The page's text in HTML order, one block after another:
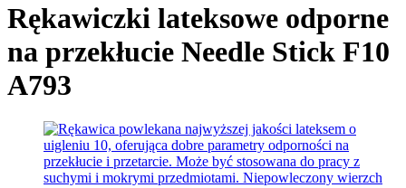
Rękawiczki lateksowe odporne
na przekłucie Needle Stick F10
A793